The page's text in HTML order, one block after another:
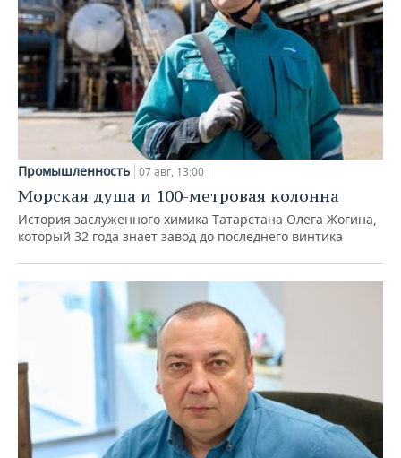
Промышленность 07 авг, 13:00
Морская душа и 100-метровая колонна
История заслуженного химика Татарстана Олега Жогина,
который 32 года знает завод до последнего винтика